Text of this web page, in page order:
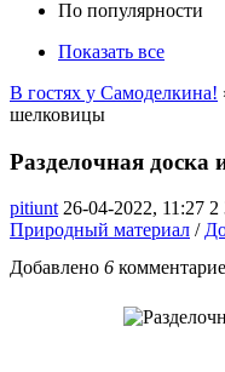
По популярности
Показать все
В гостях у Самоделкина!
шелковицы
Разделочная
pitiunt 26-04-2022, 11:27 2
Природный материал /
Добавлено 6